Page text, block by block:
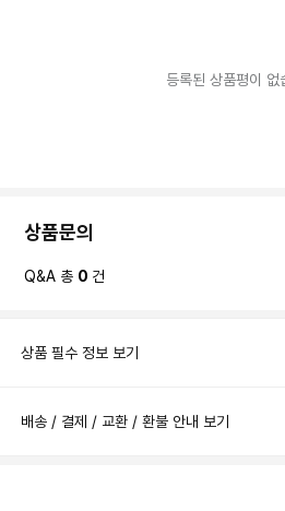
등록된 상품평이 없
상품문의
Q&A 총 0 건
상품 필수 정보 보기
배송 / 결제 / 교환 / 환불 안내 보기